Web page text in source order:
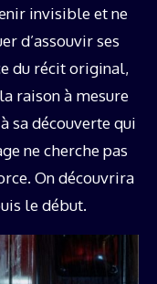
invisible et ne
d’assouvir ses
du récit original,
raison à mesure
sa découverte qui
ne cherche pas
On découvrira
le début.